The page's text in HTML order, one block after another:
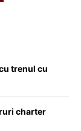
trenul cu
charter